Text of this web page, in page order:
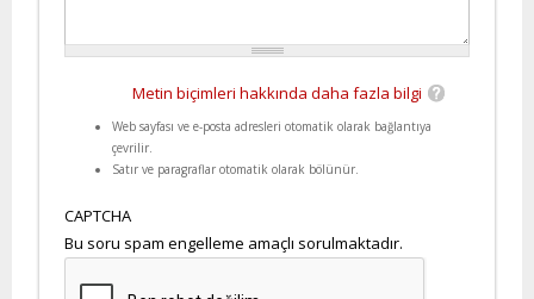
Metin biçimleri hakkında daha fazla bilgi
Web sayfası ve e-posta adresleri otomatik olarak bağlantıya
çevrilir.
Satır ve paragraflar otomatik olarak bölünür.
CAPTCHA
Bu soru spam engelleme amaçlı sorulmaktadır.